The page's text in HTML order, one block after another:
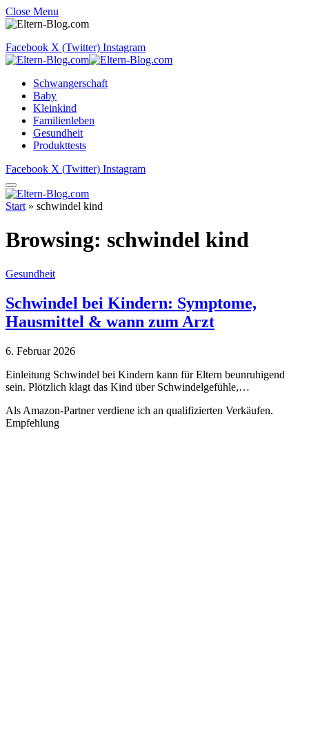
Close Menu
Facebook X (Twitter) Instagram
Schwangerschaft
Baby
Kleinkind
Familienleben
Gesundheit
Produkttests
Facebook X (Twitter) Instagram
Start » schwindel kind
Browsing: schwindel kind
Gesundheit
Schwindel bei Kindern: Symptome,
Hausmittel & wann zum Arzt
6. Februar 2026
Einleitung Schwindel bei Kindern kann für Eltern beunruhigend
sein. Plötzlich klagt das Kind über Schwindelgefühle,…
Als Amazon-Partner verdiene ich an qualifizierten Verkäufen.
Empfehlung